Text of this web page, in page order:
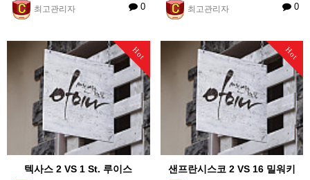
최고관리자 0 최고관리자 0
Hot
텍사스 2 VS 1 St. 루이스
Hot
샌프란시스코 2 VS 16 밀워키